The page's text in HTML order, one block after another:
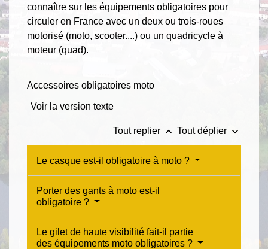
connaître sur les équipements obligatoires pour
circuler en France avec un deux ou trois-roues
motorisé (moto, scooter....) ou un quadricycle à
moteur (quad).
Accessoires obligatoires moto
Voir la version texte
Tout replier keyboard_arrow_up Tout déplier keyboard_arrow_down
Le casque est-il obligatoire à moto ?
Porter des gants à moto est-il
obligatoire ?
Le gilet de haute visibilité fait-il partie
des équipements moto obligatoires ?